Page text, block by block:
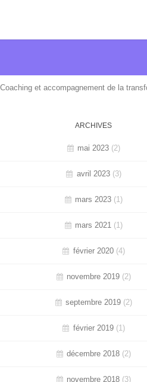
et accompagnement de la
ARCHIVES
mai 2023 (2)
avril 2023(3)
mars 2023 (1)
mars 2021 (1)
février 2020(4)
novembre 2019 (2)
septembre 2019 (2)
février 2019(1)
décembre 2018 (2)
novembre 2018 (3)